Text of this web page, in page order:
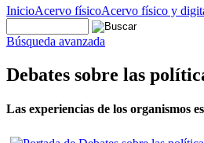
InicioAcervo físicoAcervo físico y
Búsqueda avanzada
Debates sobre las
Las experiencias de los organismos